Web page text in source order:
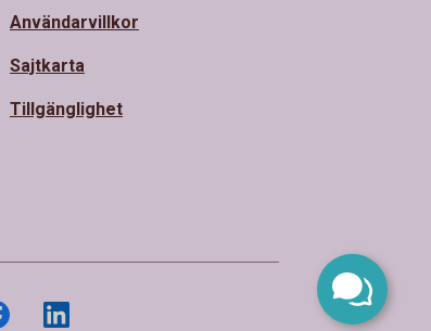
Användarvillkor
Sajtkarta
Tillgänglighet